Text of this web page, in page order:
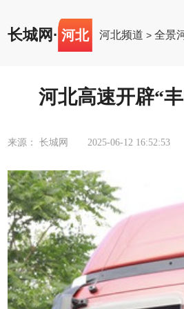
长城网 · 河北 河北频道 >全景
河北高速开辟“
来源： 长城网 2025-06-12 16:52:53